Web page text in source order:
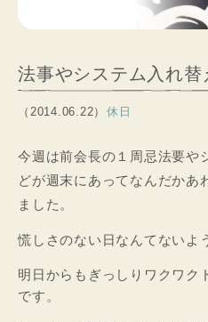
法事やシステム入れ替
（2014.06.22） 休日
今週は前会長の１周忌法要や
どが週末にあってなんだかあ
ました。
慌しさのない日なんてないよ
明日からもぎっしりワクワク
です。